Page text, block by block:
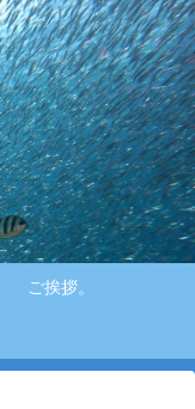
ご挨拶。